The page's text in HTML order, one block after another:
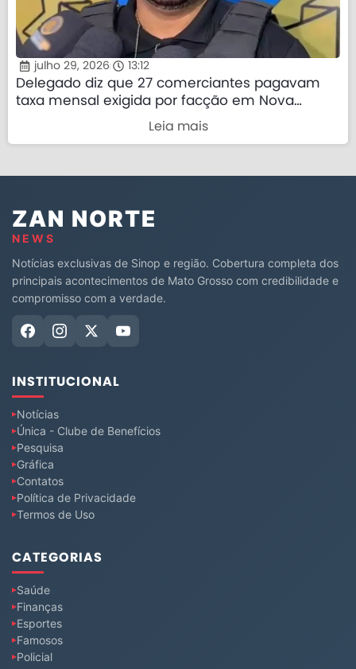
julho 29, 2026 13:12
Delegado diz que 27 comerciantes pagavam
taxa mensal exigida por facção em Nova
Leia mais
ZAN NORTE
NEWS
Notícias exclusivas de Sinop e região. Cobertura completa dos
principais acontecimentos de Mato Grosso com credibilidade e
compromisso com a verdade.
INSTITUCIONAL
Notícias
Única - Clube de Benefícios
Pesquisa
Gráfica
Contatos
Política de Privacidade
Termos de Uso
CATEGORIAS
Saúde
Finanças
Esportes
Famosos
Policial